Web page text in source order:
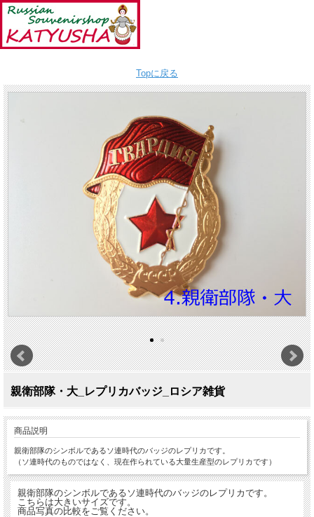
Topに戻る
親衛部隊・大_レプリカバッジ_ロシア雑貨
商品説明
親衛部隊のシンボルであるソ連時代のバッジのレプリカです。
（ソ連時代のものではなく、現在作られている大量生産型のレプリカです）
親衛部隊のシンボルであるソ連時代のバッジのレプリカです。
こちらは大きいサイズです。
商品写真の比較をご覧ください。